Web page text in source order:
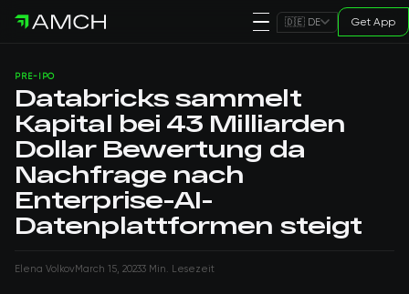
🇩🇪 DE Get App
PRE-IPO
Databricks sammelt
Kapital bei 43 Milliarden
Dollar Bewertung da
Nachfrage nach
Enterprise-AI-
Datenplattformen steigt
Elena VolkovMarch 15, 20233 Min. Lesezeit